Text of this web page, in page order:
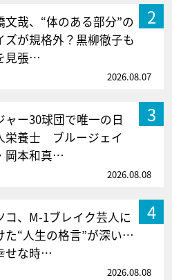
2
文哉、“体のある部分”の
ズが規格外？黒柳徹子も
見張…
2026.08.07
3
ャー30球団で唯一の日
栄養士 ブルージェイ
岡本和真…
2026.08.08
4
コ、M-1ブレイク芸人に
た“人生の格言”が深い…
せな時…
2026.08.08